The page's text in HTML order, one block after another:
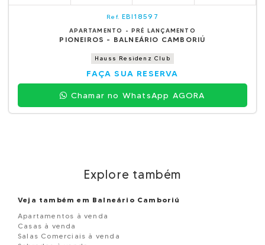
Ref. EBI18597
APARTAMENTO - PRÉ LANÇAMENTO
PIONEIROS - BALNEÁRIO CAMBORIÚ
Hauss Residenz Club
FAÇA SUA RESERVA
Chamar no WhatsApp AGORA
Explore também
Veja também em Balneário Camboriú
Apartamentos à venda
Casas à venda
Salas Comerciais à venda